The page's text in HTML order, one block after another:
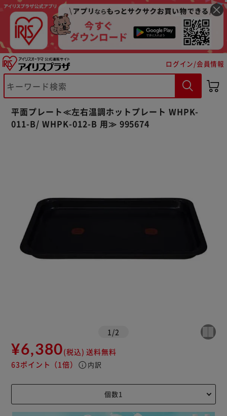
ログイン/会員情報
平面プレート≪左右温調ホットプレート WHPK-
011-B/ WHPK-012-B 用≫ 995674
1 /2
¥6,380(税込) 送料無料
63ポイント （1倍） info 内訳
※ご確認ください
カートに入れる 購入手続きへ